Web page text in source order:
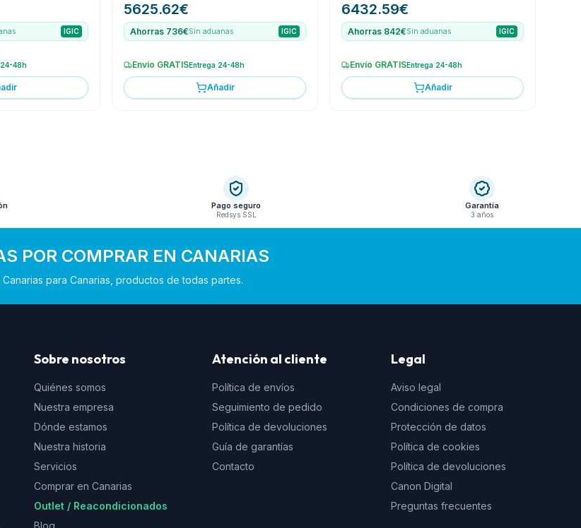
IGIC
48h
5625.62€
Ahorras 736€Sin aduanas IGIC
Envío GRATISEntrega 24-48h
Añadir
6432.59€
Ahorras 842€Sin aduanas IGIC
Envío GRATISEntrega 24-48h
Añadir
Pago seguro
Redsys SSL
Garantía
3 años
POR COMPRAR EN CANARIAS
para Canarias, productos de todas partes.
Sobre nosotros
Quiénes somos
Nuestra empresa
Dónde estamos
Nuestra historia
Servicios
Comprar en Canarias
Outlet / Reacondicionados
Blog
Atención al cliente
Política de envíos
Seguimiento de pedido
Política de devoluciones
Guía de garantías
Contacto
Legal
Aviso legal
Condiciones de compra
Protección de datos
Política de cookies
Política de devoluciones
Canon Digital
Preguntas frecuentes